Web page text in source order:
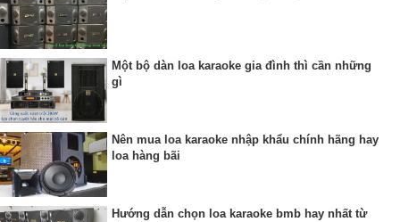
Một bộ dàn loa karaoke gia đình thì cần những
gì
Nên mua loa karaoke nhập khẩu chính hãng hay
loa hàng bãi
Hướng dẫn chọn loa karaoke bmb hay nhất từ